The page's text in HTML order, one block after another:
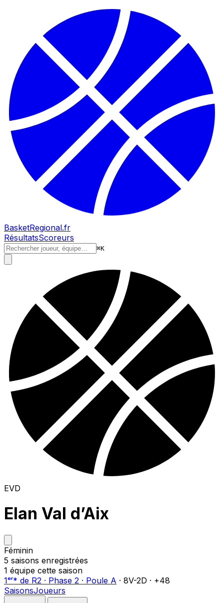
BasketRegional.fr
RésultatsScoreurs
⌘K
EVD
Elan Val d’Aix
Féminin
5 saisons enregistrées
1 équipe cette saison
1ᵉʳ* de R2 · Phase 2 · Poule A · 8V-2D · +48
SaisonsJoueurs